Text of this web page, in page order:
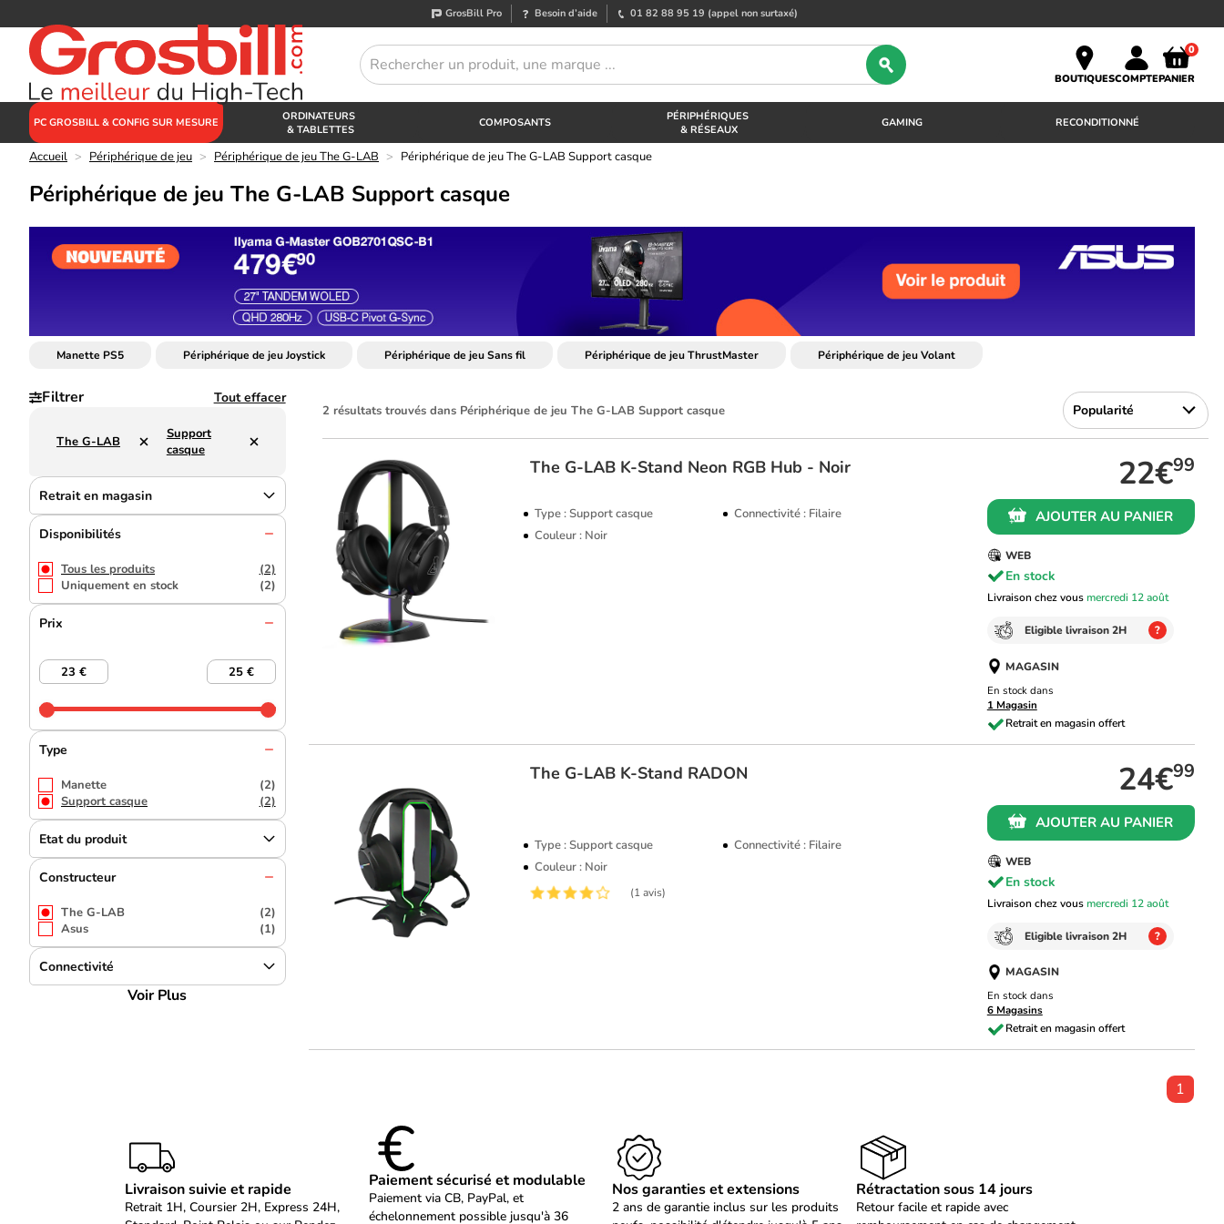
GrosBill Pro Besoin d’aide 01 82 88 95 19 (appel non surtaxé)
BOUTIQUESCOMPTE
0
PANIER
PC GROSBILL & CONFIG SUR MESURE
ORDINATEURS
& TABLETTES
COMPOSANTS
PÉRIPHÉRIQUES
& RÉSEAUX
GAMING RECONDITIONNÉ
Accueil > Périphérique de jeu > Périphérique de jeu The G-LAB > Périphérique de jeu The G-LAB Support casque
Périphérique de jeu The G-LAB Support casque
Manette PS5 Périphérique de jeu Joystick Périphérique de jeu Sans fil Périphérique de jeu ThrustMaster Périphérique de jeu Volant
Filtrer Tout effacer
The G-LAB
Support
casque
Retrait en magasin
Disponibilités
Tous les produits
(2)
Uniquement en stock
(2)
Prix
Type
Manette
(2)
Support casque
(2)
Etat du produit
Constructeur
The G-LAB
(2)
Asus
(1)
Connectivité
Voir Plus
2 résultats trouvés dans Périphérique de jeu The G-LAB Support casque
The G-LAB K-Stand Neon RGB Hub - Noir
Type : Support casque
Connectivité : Filaire
Couleur : Noir
22€99
AJOUTER AU PANIER
WEB
En stock
Livraison chez vousmercredi 12 août
Eligible livraison 2H ?
MAGASIN
En stock dans
1 Magasin
The G-LAB K-Stand RADON
Type : Support casque
Connectivité : Filaire
Couleur : Noir
(1 avis)
24€99
AJOUTER AU PANIER
WEB
En stock
Livraison chez vousmercredi 12 août
Eligible livraison 2H ?
MAGASIN
En stock dans
6 Magasins
1
Livraison suivie et rapide
Retrait 1H, Coursier 2H, Express 24H,
Paiement sécurisé et modulable
Paiement via CB, PayPal, et
échelonnement possible jusqu'à 36
Nos garanties et extensions
2 ans de garantie inclus sur les produits
Rétractation sous 14 jours
Retour facile et rapide avec